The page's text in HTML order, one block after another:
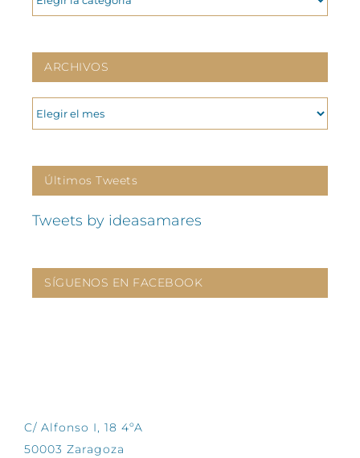
ARCHIVOS
ARCHIVOS
Últimos Tweets
Tweets by ideasamares
SÍGUENOS EN FACEBOOK
C/ Alfonso I, 18 4ºA
50003 Zaragoza